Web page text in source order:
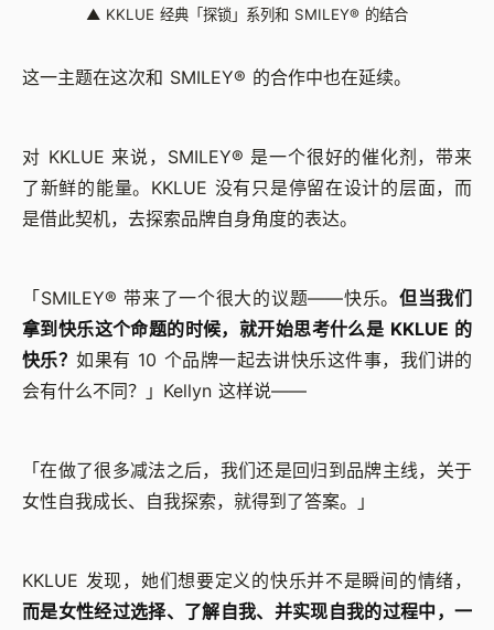
▲ KKLUE 经典「探锁」系列和 SMILEY® 的结合
这一主题在这次和 SMILEY® 的合作中也在延续。
对 KKLUE 来说，SMILEY® 是一个很好的催化剂，带来
了新鲜的能量。KKLUE 没有只是停留在设计的层面，而
是借此契机，去探索品牌自身角度的表达。
「SMILEY® 带来了一个很大的议题——快乐。 但当我们
拿到快乐这个命题的时候，就开始思考什么是 KKLUE 的
快乐？如果有 10 个品牌一起去讲快乐这件事，我们讲的
会有什么不同？」Kellyn 这样说——
「在做了很多减法之后，我们还是回归到品牌主线，关于
女性自我成长、自我探索，就得到了答案。」
KKLUE 发现，她们想要定义的快乐并不是瞬间的情绪，
而是女性经过选择、了解自我、并实现自我的过程中，一